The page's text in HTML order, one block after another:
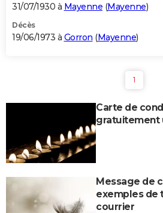
31/07/1930 à Mayenne (Mayenne)
Décès
19/06/1973 à Gorron (Mayenne)
1
Carte de
gratuitement
Message de
exemples de
courrier